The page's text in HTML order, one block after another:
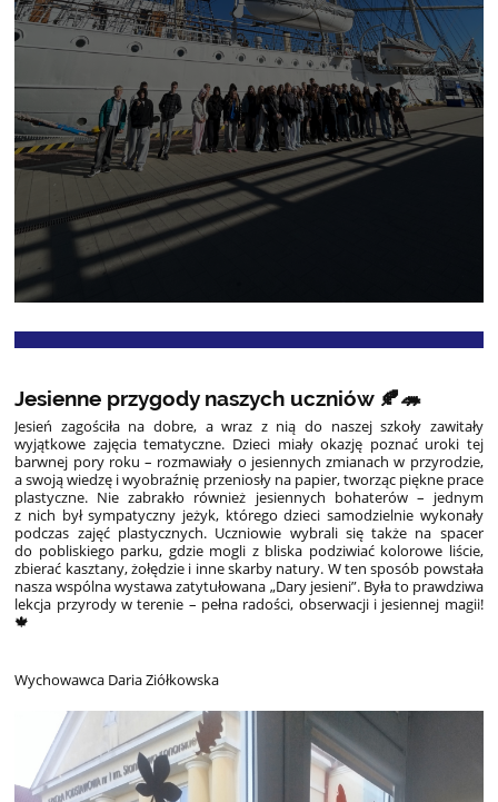
Jesienne przygody naszych uczniów 🍂🦔
Jesień zagościła na dobre, a wraz z nią do naszej szkoły zawitały
wyjątkowe zajęcia tematyczne. Dzieci miały okazję poznać uroki tej
barwnej pory roku – rozmawiały o jesiennych zmianach w przyrodzie,
a swoją wiedzę i wyobraźnię przeniosły na papier, tworząc piękne prace
plastyczne. Nie zabrakło również jesiennych bohaterów – jednym
z nich był sympatyczny jeżyk, którego dzieci samodzielnie wykonały
podczas zajęć plastycznych. Uczniowie wybrali się także na spacer
do pobliskiego parku, gdzie mogli z bliska podziwiać kolorowe liście,
zbierać kasztany, żołędzie i inne skarby natury. W ten sposób powstała
nasza wspólna wystawa zatytułowana „Dary jesieni”. Była to prawdziwa
lekcja przyrody w terenie – pełna radości, obserwacji i jesiennej magii!
🍁
Wychowawca Daria Ziółkowska